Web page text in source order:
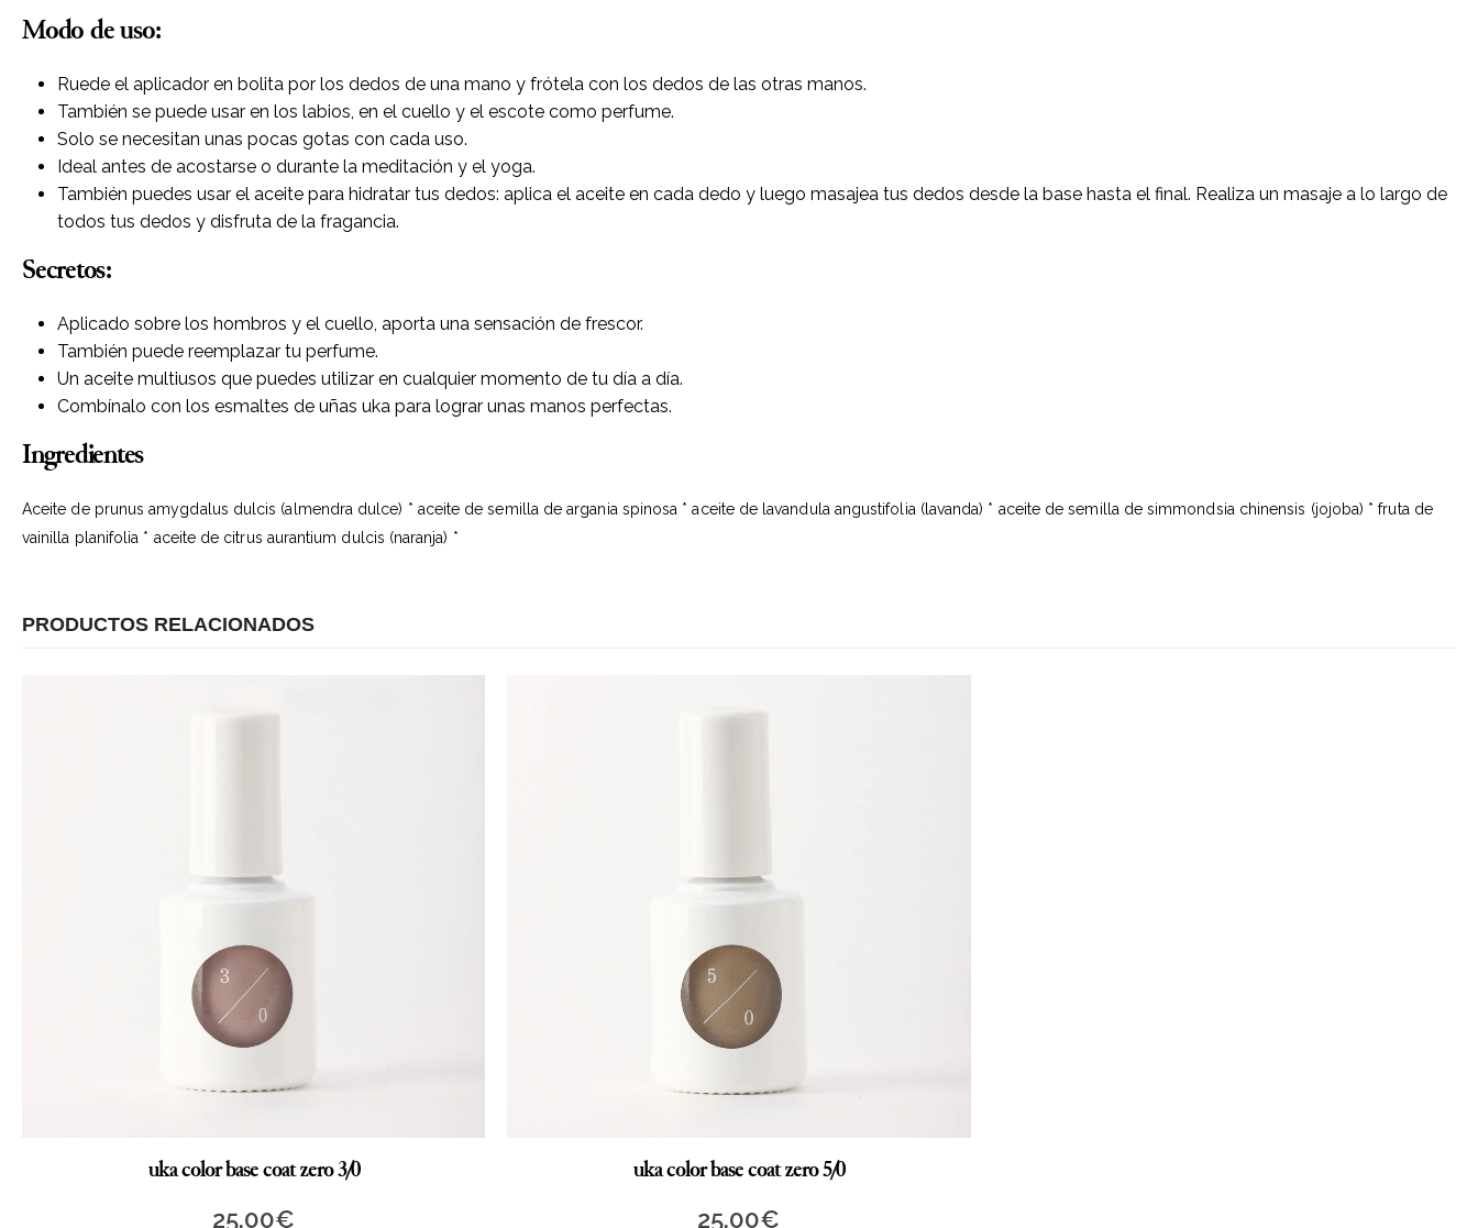
Modo de uso:
Ruede el aplicador en bolita por los dedos de una mano y frótela con los dedos de las otras manos.
También se puede usar en los labios, en el cuello y el escote como perfume.
Solo se necesitan unas pocas gotas con cada uso.
Ideal antes de acostarse o durante la meditación y el yoga.
También puedes usar el aceite para hidratar tus dedos: aplica el aceite en cada dedo y luego masajea tus dedos desde la base hasta el final. Realiza un masaje a lo largo de
todos tus dedos y disfruta de la fragancia.
Secretos:
Aplicado sobre los hombros y el cuello, aporta una sensación de frescor.
También puede reemplazar tu perfume.
Un aceite multiusos que puedes utilizar en cualquier momento de tu día a día.
Combínalo con los esmaltes de uñas uka para lograr unas manos perfectas.
Ingredientes
Aceite de prunus amygdalus dulcis (almendra dulce) * aceite de semilla de argania spinosa * aceite de lavandula angustifolia (lavanda) * aceite de semilla de simmondsia chinensis (jojoba) * fruta de
vainilla planifolia * aceite de citrus aurantium dulcis (naranja) *
PRODUCTOS RELACIONADOS
uka color base coat zero 3/0
25,00€
uka color base coat zero 5/0
25,00€